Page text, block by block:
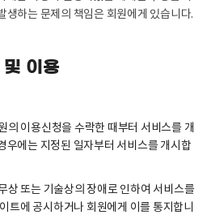
생하는 문제의 책임은 회원에게 있습니다.
이용
이용신청을 수락한 때부터 서비스를 개
우에는 지정된 일자부터 서비스를 개시합
또는 기술상의 장애로 인하여 서비스를
트에 공시하거나 회원에게 이를 통지합니